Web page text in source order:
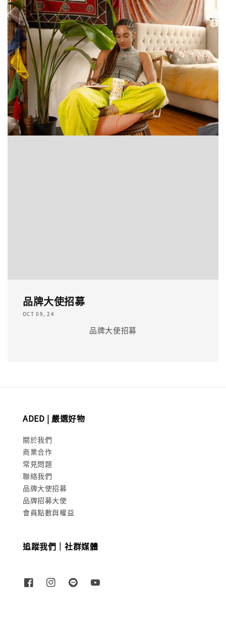
品牌大使招募
OCT 09, 24
品牌大使招募
ADED | 嚴選好物
關於我們
商業合作
常見問題
聯絡我們
品牌大使招募
品牌招募大使
會員點數與權益
追蹤我們｜社群媒體